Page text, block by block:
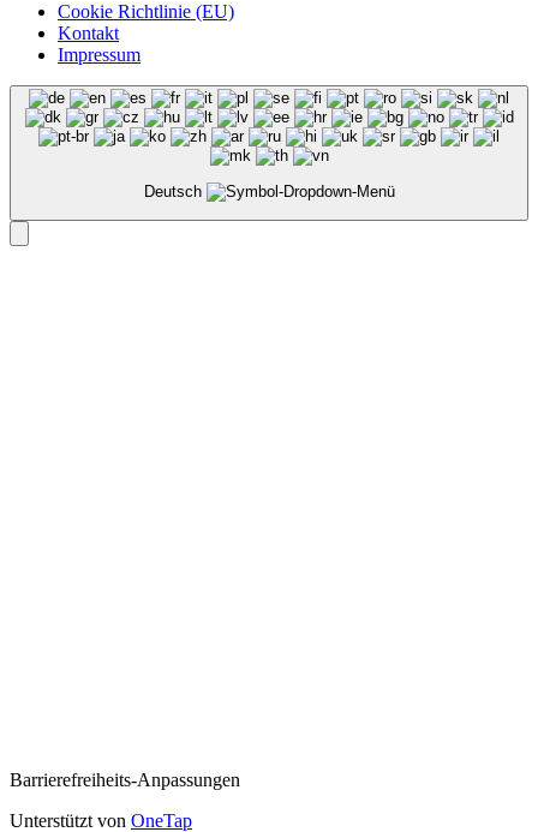
Cookie Richtlinie (EU)
Kontakt
Impressum
Deutsch
Barrierefreiheits-Anpassungen
Unterstützt von OneTap